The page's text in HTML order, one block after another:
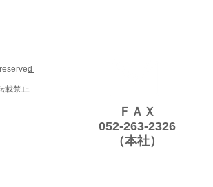
d
載禁止
ＦＡＸ
052-263-2326
（本社）